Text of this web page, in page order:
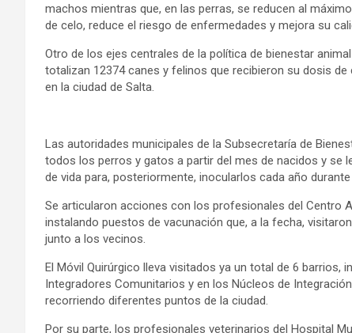
machos mientras que, en las perras, se reducen al
de celo, reduce el riesgo de enfermedades y mejora su
Otro de los ejes centrales de la política de bienestar
totalizan 12374 canes y felinos que recibieron su dosis
en la ciudad de Salta.
Las autoridades municipales de la Subsecretaría de
todos los perros y gatos a partir del mes de nacidos y se
de vida para, posteriormente, inocularlos cada año
Se articularon acciones con los profesionales del Centro
instalando puestos de vacunación que, a la fecha,
junto a los vecinos.
El Móvil Quirúrgico lleva visitados ya un total de 6
Integradores Comunitarios y en los Núcleos de
recorriendo diferentes puntos de la ciudad.
Por su parte, los profesionales veterinarios del Hospital